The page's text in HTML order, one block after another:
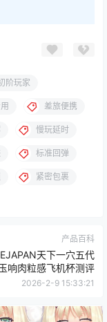
阶玩家
差旅便携
慢玩延时
标准回弹
紧密包裹
产品百科
天下一穴五代
响肉粒感飞机杯测评
2026-2-9 15:33:21